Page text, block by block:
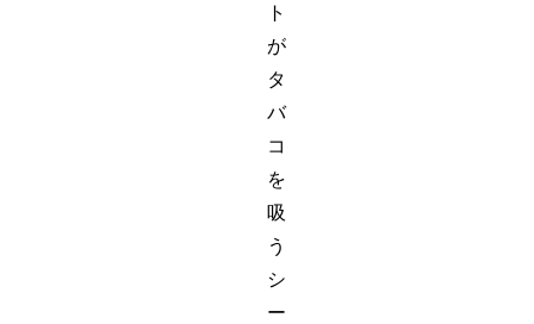
ト
が
タ
バ
コ
を
吸
う
シ
ー